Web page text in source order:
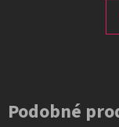
Podobné